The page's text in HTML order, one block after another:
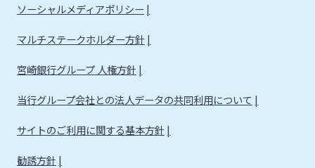
ソーシャルメディアポリシー
マルチステークホルダー方針
宮崎銀行グループ 人権方針
当行グループ会社との法人データの共同利用について
サイトのご利用に関する基本方針
勧誘方針